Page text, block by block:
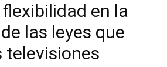
flexibilidad en la
las leyes que
televisiones